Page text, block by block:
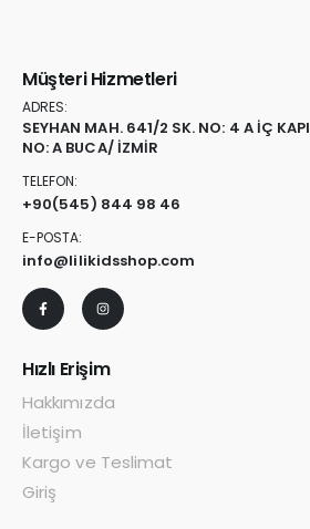
Müşteri Hizmetleri
ADRES:
SEYHAN MAH. 641/2 SK. NO: 4 A İÇ KAPI
NO: A BUCA/ İZMİR
TELEFON:
+90(545) 844 98 46
E-POSTA:
info@lilikidsshop.com
Hızlı Erişim
Hakkımızda
İletişim
Kargo ve Teslimat
Giriş